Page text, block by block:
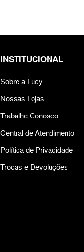
INSTITUCIONAL
Sobre a Lucy
Nossas Lojas
Trabalhe Conosco
Central de Atendimento
Política de Privacidade
Trocas e Devoluções